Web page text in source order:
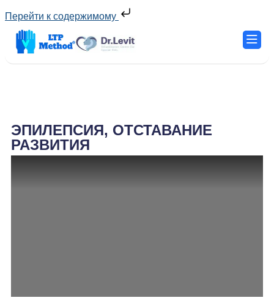
Перейти к содержимому
ЭПИЛЕПСИЯ, ОТСТАВАНИЕ
РАЗВИТИЯ